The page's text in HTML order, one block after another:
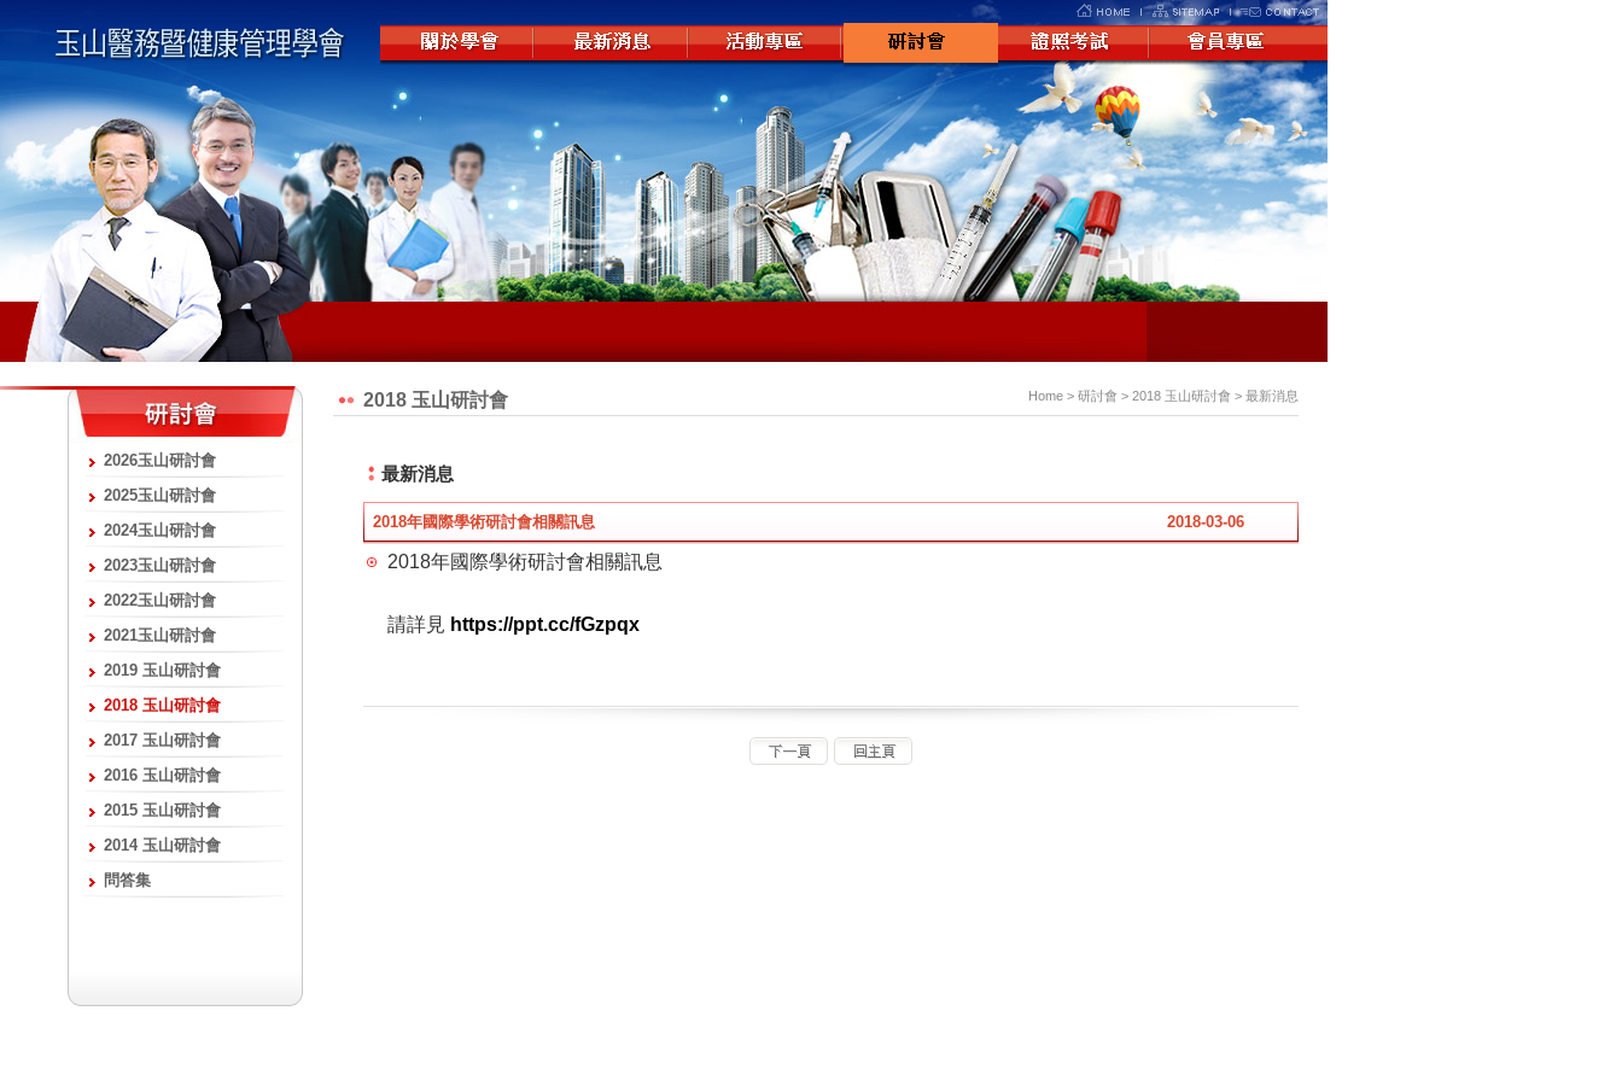
2026玉山研討會
2025玉山研討會
2024玉山研討會
2023玉山研討會
2022玉山研討會
2021玉山研討會
2019 玉山研討會
2018 玉山研討會
2017 玉山研討會
2016 玉山研討會
2015 玉山研討會
2014 玉山研討會
問答集
2018 玉山研討會 Home > 研討會 > 2018 玉山研討會 > 最新消息
最新消息
2018年國際學術研討會相關訊息 2018-03-06
2018年國際學術研討會相關訊息
請詳見 https://ppt.cc/fGzpqx